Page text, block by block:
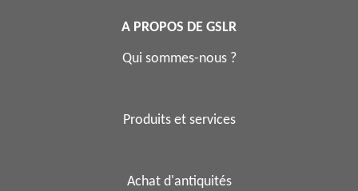
A PROPOS DE GSLR
Qui sommes-nous ?
Produits et services
Achat d'antiquités